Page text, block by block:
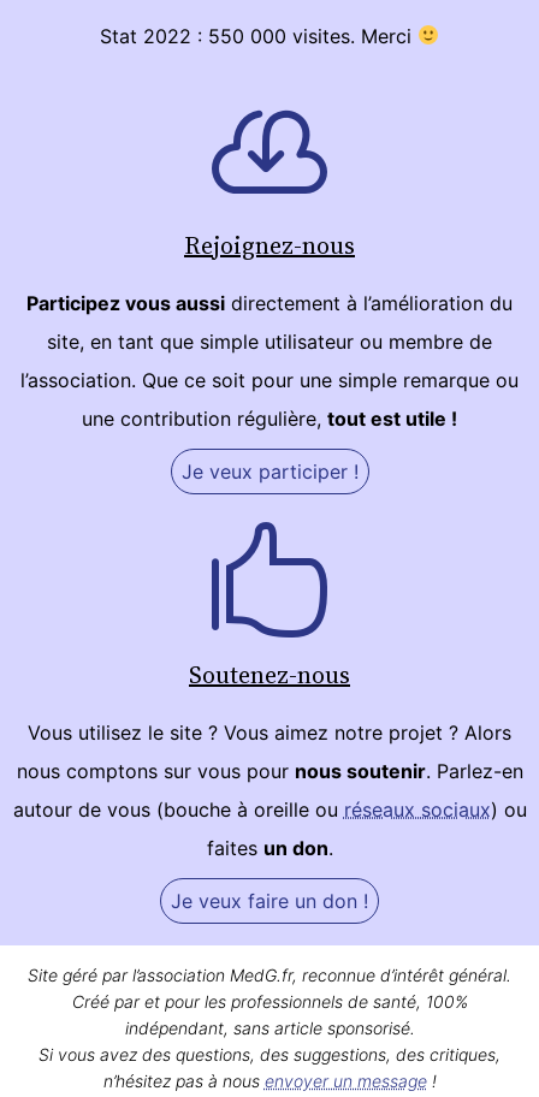
Stat 2022 : 550 000 visites. Merci
Rejoignez-nous
Participez vous aussi directement à l’amélioration du
site, en tant que simple utilisateur ou membre de
l’association. Que ce soit pour une simple remarque ou
une contribution régulière, tout est utile !
Je veux participer !
Soutenez-nous
Vous utilisez le site ? Vous aimez notre projet ? Alors
nous comptons sur vous pour nous soutenir. Parlez-en
autour de vous (bouche à oreille ou réseaux sociaux) ou
faites un don.
Je veux faire un don !
Site géré par l’association MedG.fr, reconnue d’intérêt général.
Créé par et pour les professionnels de santé, 100%
indépendant, sans article sponsorisé.
Si vous avez des questions, des suggestions, des critiques,
n’hésitez pas à nous envoyer un message!